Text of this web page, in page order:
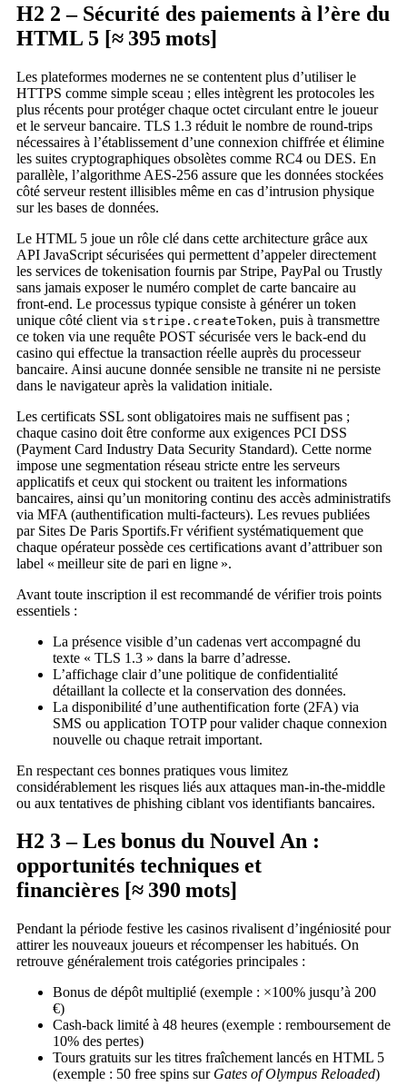
H2 2 – Sécurité des paiements à l’ère du
HTML 5 [≈ 395 mots]
Les plateformes modernes ne se contentent plus d’utiliser le
HTTPS comme simple sceau ; elles intègrent les protocoles les
plus récents pour protéger chaque octet circulant entre le joueur
et le serveur bancaire. TLS 1.3 réduit le nombre de round‑trips
nécessaires à l’établissement d’une connexion chiffrée et élimine
les suites cryptographiques obsolètes comme RC4 ou DES. En
parallèle, l’algorithme AES‑256 assure que les données stockées
côté serveur restent illisibles même en cas d’intrusion physique
sur les bases de données.
Le HTML 5 joue un rôle clé dans cette architecture grâce aux
API JavaScript sécurisées qui permettent d’appeler directement
les services de tokenisation fournis par Stripe, PayPal ou Trustly
sans jamais exposer le numéro complet de carte bancaire au
front‑end. Le processus typique consiste à générer un token
unique côté client via stripe.createToken, puis à transmettre
ce token via une requête POST sécurisée vers le back‑end du
casino qui effectue la transaction réelle auprès du processeur
bancaire. Ainsi aucune donnée sensible ne transite ni ne persiste
dans le navigateur après la validation initiale.
Les certificats SSL sont obligatoires mais ne suffisent pas ;
chaque casino doit être conforme aux exigences PCI DSS
(Payment Card Industry Data Security Standard). Cette norme
impose une segmentation réseau stricte entre les serveurs
applicatifs et ceux qui stockent ou traitent les informations
bancaires, ainsi qu’un monitoring continu des accès administratifs
via MFA (authentification multi‑facteurs). Les revues publiées
par Sites De Paris Sportifs.Fr vérifient systématiquement que
chaque opérateur possède ces certifications avant d’attribuer son
label « meilleur site de pari en ligne ».
Avant toute inscription il est recommandé de vérifier trois points
essentiels :
La présence visible d’un cadenas vert accompagné du
texte « TLS 1.3 » dans la barre d’adresse.
L’affichage clair d’une politique de confidentialité
détaillant la collecte et la conservation des données.
La disponibilité d’une authentification forte (2FA) via
SMS ou application TOTP pour valider chaque connexion
nouvelle ou chaque retrait important.
En respectant ces bonnes pratiques vous limitez
considérablement les risques liés aux attaques man‑in‑the‑middle
ou aux tentatives de phishing ciblant vos identifiants bancaires.
H2 3 – Les bonus du Nouvel An :
opportunités techniques et
financières [≈ 390 mots]
Pendant la période festive les casinos rivalisent d’ingéniosité pour
attirer les nouveaux joueurs et récompenser les habitués. On
retrouve généralement trois catégories principales :
Bonus de dépôt multiplié (exemple : ×100% jusqu’à 200
€)
Cash‑back limité à 48 heures (exemple : remboursement de
10% des pertes)
Tours gratuits sur les titres fraîchement lancés en HTML 5
(exemple : 50 free spins sur Gates of Olympus Reloaded)